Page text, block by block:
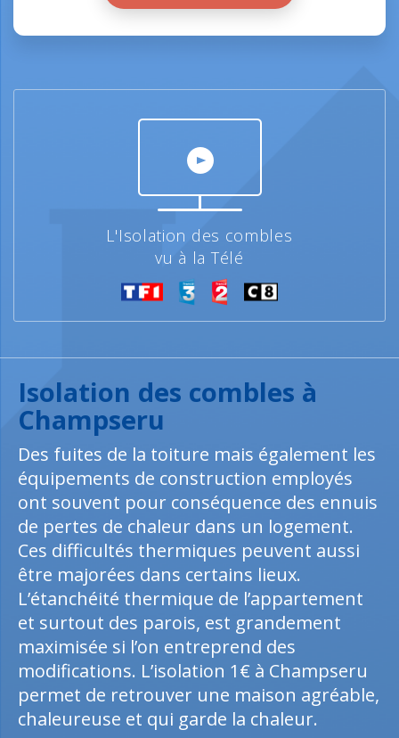
L'Isolation des combles
vu à la Télé
Isolation des combles à
Champseru
Des fuites de la toiture mais également les
équipements de construction employés
ont souvent pour conséquence des ennuis
de pertes de chaleur dans un logement.
Ces difficultés thermiques peuvent aussi
être majorées dans certains lieux.
L’étanchéité thermique de l’appartement
et surtout des parois, est grandement
maximisée si l’on entreprend des
modifications. L’isolation 1€ à Champseru
permet de retrouver une maison agréable,
chaleureuse et qui garde la chaleur.